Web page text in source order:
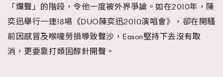
AFrenchMind
DressLikeAParisienne
EmpowerF
FashionWeek FigaroAesthetic
「爛聲」的階段，令他一度被外界爭論。如在2010年，陳
奕迅舉行一連18場《DUO陳奕迅2010演唱會》，卻在開騷
前因感冒及喉嚨勞損導致聲沙，Eason堅持下去沒有取
消，更要靠打類固醇針開聲。